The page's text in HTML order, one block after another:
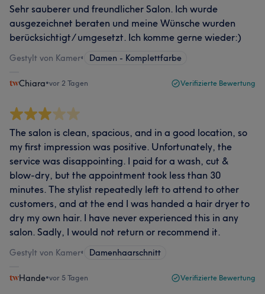
Sehr sauberer und freundlicher Salon. Ich wurde
ausgezeichnet beraten und meine Wünsche wurden
berücksichtigt/ umgesetzt. Ich komme gerne wieder:)
Gestylt von Kamer• Damen - Komplettfarbe
Chiara•vor 2 Tagen Verifizierte Bewertung
The salon is clean, spacious, and in a good location, so
my first impression was positive. Unfortunately, the
service was disappointing. I paid for a wash, cut &
blow-dry, but the appointment took less than 30
minutes. The stylist repeatedly left to attend to other
customers, and at the end I was handed a hair dryer to
dry my own hair. I have never experienced this in any
salon. Sadly, I would not return or recommend it.
Gestylt von Kamer• Damenhaarschnitt
Hande•vor 5 Tagen Verifizierte Bewertung